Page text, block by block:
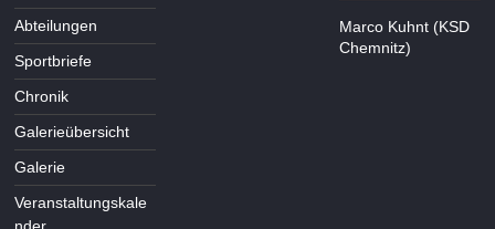
Abteilungen
Sportbriefe
Chronik
Galerieübersicht
Galerie
Veranstaltungskale
Marco Kuhnt (KSD
Chemnitz)